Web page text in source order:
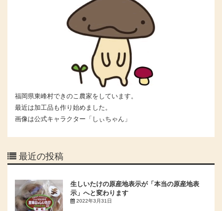
福岡県東峰村できのこ農家をしています。
最近は加工品も作り始めました。
画像は公式キャラクター「しぃちゃん」
最近の投稿
生しいたけの原産地表示が「本当の原産地表
示」へと変わります
2022年3月31日